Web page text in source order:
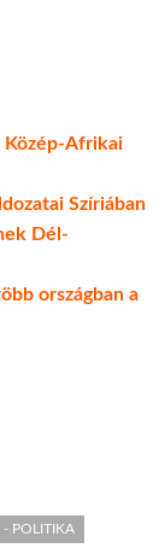
Közép-Afrikai
Szíriában
Dél-
országban a
- POLITIKA